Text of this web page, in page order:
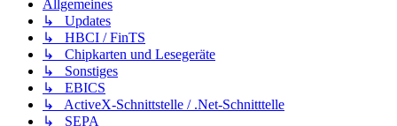
Allgemeines
↳ Updates
↳ HBCI / FinTS
↳ Chipkarten und Lesegeräte
↳ Sonstiges
↳ EBICS
↳ ActiveX-Schnittstelle / .Net-Schnitttelle
↳ SEPA